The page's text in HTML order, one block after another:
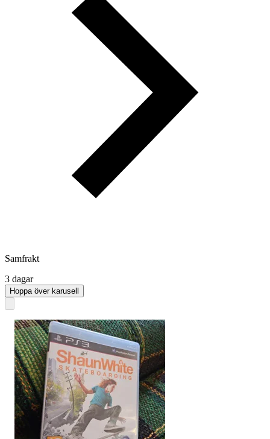
Samfrakt
3 dagar
Hoppa över karusell